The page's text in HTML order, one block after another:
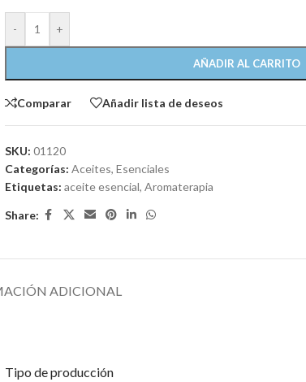
- +
AÑADIR AL CARRITO
Comparar Añadir lista de deseos
SKU: 01120
Categorías: Aceites, Esenciales
Etiquetas: aceite esencial, Aromaterapia
Share:
ADICIONAL
Tipo de producción